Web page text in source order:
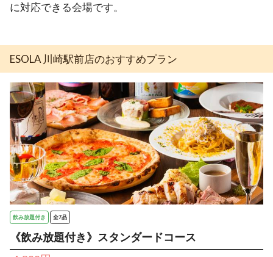
に対応できる会場です。
ESOLA 川崎駅前店のおすすめプラン
飲み放題付き 全7品
《飲み放題付き》スタンダードコース